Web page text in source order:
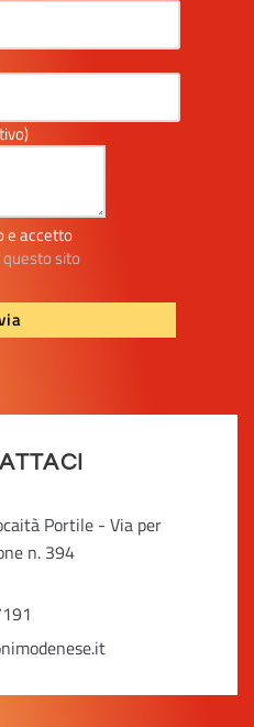
Portile - Via per
n. 394
e accetto
sito